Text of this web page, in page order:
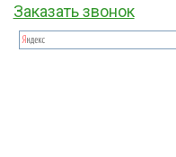
Заказать звонок